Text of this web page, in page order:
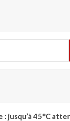
jusqu’à 45°C